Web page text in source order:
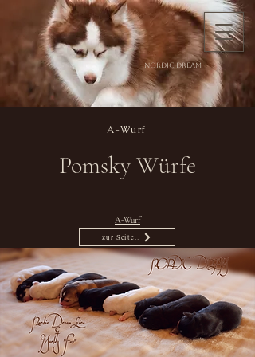
Nordic Dream
A-Wurf
Pomsky Würfe
A-Wurf
zur Seite..